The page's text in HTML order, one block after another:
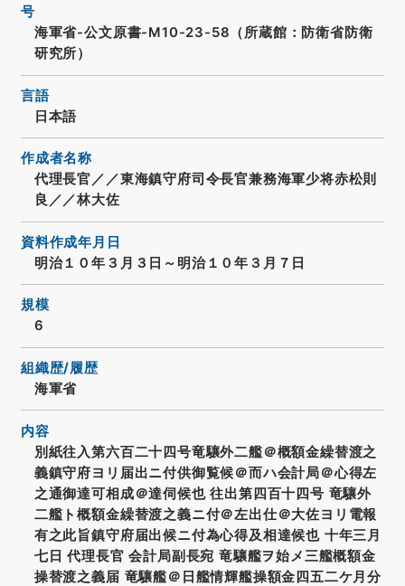
号
海軍省-公文原書-M10-23-58（所蔵館：防衛省防衛
研究所）
言語
日本語
作成者名称
代理長官／／東海鎮守府司令長官兼務海軍少将赤松則
良／／林大佐
資料作成年月日
明治１０年３月３日～明治１０年３月７日
規模
6
組織歴/履歴
海軍省
内容
別紙往入第六百二十四号竜驤外二艦＠概額金繰替渡之
義鎮守府ヨリ届出ニ付供御覧候＠而ハ会計局＠心得左
之通御達可相成＠達伺候也 往出第四百十四号 竜驤外
二艦ト概額金繰替渡之義ニ付＠左出仕＠大佐ヨリ電報
有之此旨鎮守府届出候ニ付為心得及相達候也 十年三月
七日 代理長官 会計局副長宛 竜驤艦ヲ始メ三艦概額金
操替渡之義届 竜驤艦＠日艦情輝艦操額金四五二ケ月分